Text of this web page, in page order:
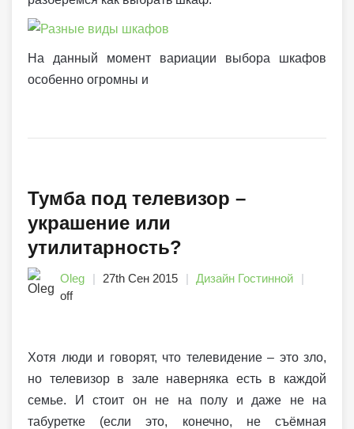
На данный момент вариации выбора шкафов
особенно огромны и
Тумба под телевизор –
украшение или
утилитарность?
Oleg 27th Сен 2015
Дизайн Гостинной
off
Хотя люди и говорят, что телевидение – это зло,
но телевизор в зале наверняка есть в каждой
семье. И стоит он не на полу и даже не на
табуретке (если это, конечно, не съёмная